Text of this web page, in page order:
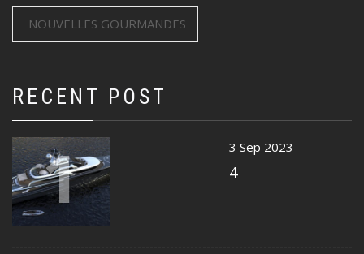
NOUVELLES GOURMANDES
RECENT POST
1 3 Sep 2023
4